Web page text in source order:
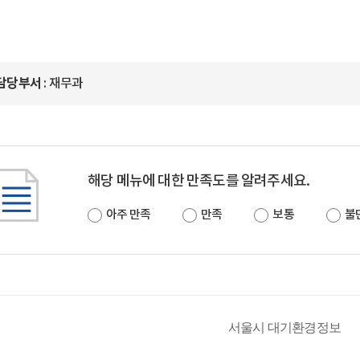
당부서 : 재무과
해당 메뉴에 대한 만족도를 알려주세요.
아주 만족 만족 보통 불
서울시 대기환경정보